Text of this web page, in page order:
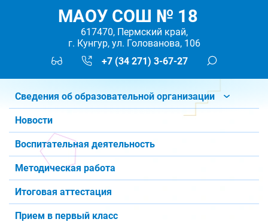
МАОУ СОШ № 18
617470, Пермский край,
г. Кунгур, ул. Голованова, 106
+7 (34 271) 3-67-27
Сведения об образовательной организации
Новости
Воспитательная деятельность
Методическая работа
Итоговая аттестация
Прием в первый класс